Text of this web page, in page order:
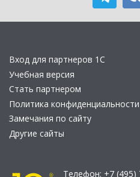
Вход для партнеров 1С
Учебная версия
Стать партнером
Политика конфиденциальности
Замечания по сайту
Другие сайты
Телефон: +7 (495)